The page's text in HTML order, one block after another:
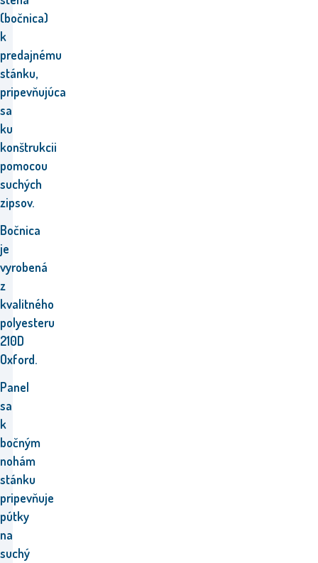
(bočnica)
k
predajnému
stánku,
pripevňujúca
sa
ku
konštrukcii
pomocou
suchých
zipsov.
Bočnica
je
vyrobená
z
kvalitného
polyesteru
210D
Oxford.
Panel
sa
k
bočným
nohám
stánku
pripevňuje
pútky
na
suchý